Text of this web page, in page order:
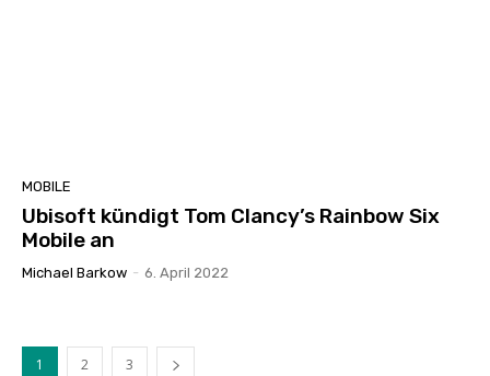
MOBILE
Ubisoft kündigt Tom Clancy’s Rainbow Six
Mobile an
Michael Barkow - 6. April 2022
1 2 3